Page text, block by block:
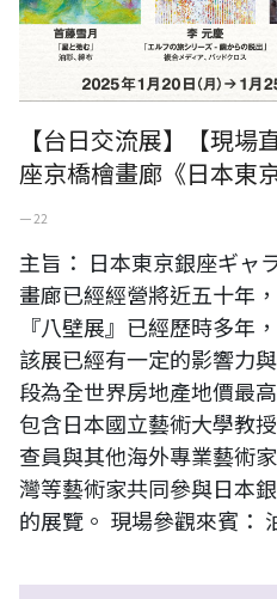
【台日交流展】【現場
座京橋檜畫廊《日本東
一 22
主旨： 日本東京銀座ギャ
畫廊已經經營將近五十年
『八壁展』已經歷時多年
該展已經有一定的影響力
段為全世界房地產地價最
包含日本國立藝術大學教
查員與其他海外專業藝術
灣等藝術家共同參與日本
的展覽。 現場參觀來賓：